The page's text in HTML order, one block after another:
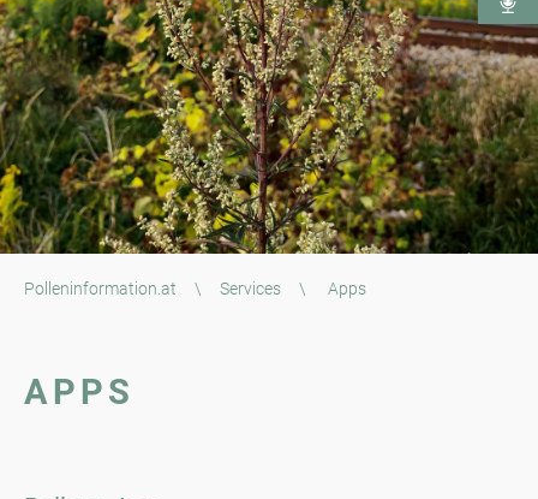
Polleninformation.at \ Services \ Apps
APPS